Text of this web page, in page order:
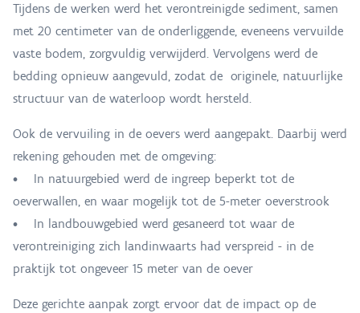
Tijdens de werken werd het verontreinigde sediment, samen
met 20 centimeter van de onderliggende, eveneens vervuilde
vaste bodem, zorgvuldig verwijderd. Vervolgens werd de
bedding opnieuw aangevuld, zodat de originele, natuurlijke
structuur van de waterloop wordt hersteld.
Ook de vervuiling in de oevers werd aangepakt. Daarbij werd
rekening gehouden met de omgeving:
• In natuurgebied werd de ingreep beperkt tot de
oeverwallen, en waar mogelijk tot de 5-meter oeverstrook
• In landbouwgebied werd gesaneerd tot waar de
verontreiniging zich landinwaarts had verspreid - in de
praktijk tot ongeveer 15 meter van de oever
Deze gerichte aanpak zorgt ervoor dat de impact op de